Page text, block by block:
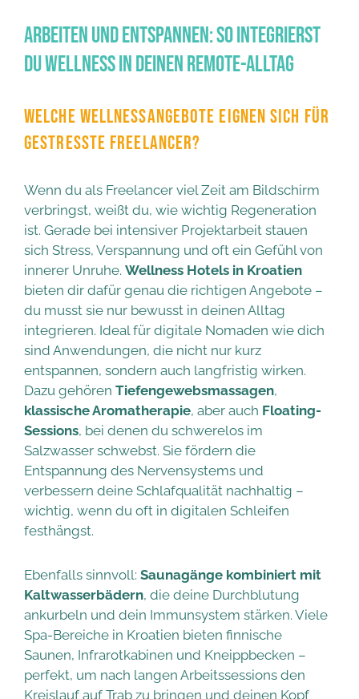
Arbeiten und entspannen: So integrierst
du Wellness in deinen Remote-Alltag
WELCHE WELLNESSANGEBOTE EIGNEN SICH FÜR
GESTRESSTE FREELANCER?
Wenn du als Freelancer viel Zeit am Bildschirm
verbringst, weißt du, wie wichtig Regeneration
ist. Gerade bei intensiver Projektarbeit stauen
sich Stress, Verspannung und oft ein Gefühl von
innerer Unruhe. Wellness Hotels in Kroatien
bieten dir dafür genau die richtigen Angebote –
du musst sie nur bewusst in deinen Alltag
integrieren. Ideal für digitale Nomaden wie dich
sind Anwendungen, die nicht nur kurz
entspannen, sondern auch langfristig wirken.
Dazu gehören Tiefengewebsmassagen,
klassische Aromatherapie, aber auch Floating-
Sessions, bei denen du schwerelos im
Salzwasser schwebst. Sie fördern die
Entspannung des Nervensystems und
verbessern deine Schlafqualität nachhaltig –
wichtig, wenn du oft in digitalen Schleifen
festhängst.
Ebenfalls sinnvoll: Saunagänge kombiniert mit
Kaltwasserbädern, die deine Durchblutung
ankurbeln und dein Immunsystem stärken. Viele
Spa-Bereiche in Kroatien bieten finnische
Saunen, Infrarotkabinen und Kneippbecken –
perfekt, um nach langen Arbeitssessions den
Kreislauf auf Trab zu bringen und deinen Kopf